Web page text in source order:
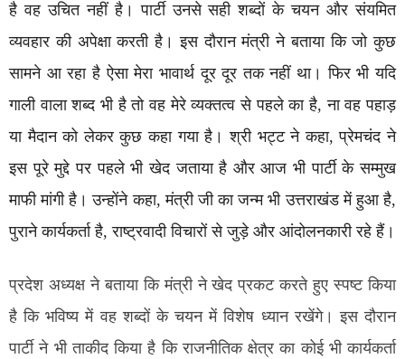
है वह उचित नहीं है। पार्टी उनसे सही शब्दों के चयन और संयमित
व्यवहार की अपेक्षा करती है। इस दौरान मंत्री ने बताया कि जो कुछ
सामने आ रहा है ऐसा मेरा भावार्थ दूर दूर तक नहीं था। फिर भी यदि
गाली वाला शब्द भी है तो वह मेरे व्यक्तत्व से पहले का है, ना वह पहाड़
या मैदान को लेकर कुछ कहा गया है। श्री भट्ट ने कहा, प्रेमचंद ने
इस पूरे मुद्दे पर पहले भी खेद जताया है और आज भी पार्टी के सम्मुख
माफी मांगी है। उन्होंने कहा, मंत्री जी का जन्म भी उत्तराखंड में हुआ है,
पुराने कार्यकर्ता है, राष्ट्रवादी विचारों से जुड़े और आंदोलनकारी रहे हैं।
प्रदेश अध्यक्ष ने बताया कि मंत्री ने खेद प्रकट करते हुए स्पष्ट किया
है कि भविष्य में वह शब्दों के चयन में विशेष ध्यान रखेंगे। इस दौरान
पार्टी ने भी ताकीद किया है कि राजनीतिक क्षेत्र का कोई भी कार्यकर्ता